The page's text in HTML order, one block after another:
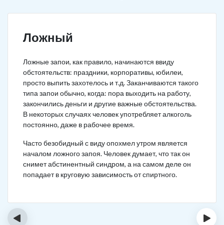
Ложный
Ложные запои, как правило, начинаются ввиду
обстоятельств: праздники, корпоративы, юбилеи,
просто выпить захотелось и т.д. Заканчиваются такого
типа запои обычно, когда: пора выходить на работу,
закончились деньги и другие важные обстоятельства.
В некоторых случаях человек употребляет алкоголь
постоянно, даже в рабочее время.
Часто безобидный с виду опохмел утром является
началом ложного запоя. Человек думает, что так он
снимет абстинентный синдром, а на самом деле он
попадает в круговую зависимость от спиртного.
‹ ›